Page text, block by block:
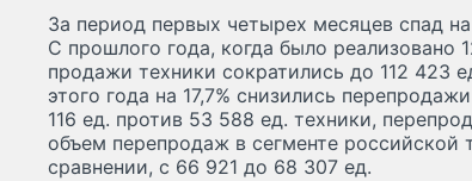
За период первых четырех месяцев спад
С прошлого года, когда было реализовано
продажи техники сократились до 112 423
этого года на 17,7% снизились
116 ед. против 53 588 ед. техники,
объем перепродаж в сегменте российской
сравнении, с 66 921 до 68 307 ед.